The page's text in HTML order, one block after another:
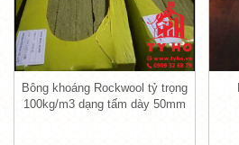
Panel bông thủy tinh
1.1. Hai lớp bên ngoài
lớp tôn dày 0.5mm
Bông khoáng Rockwool tỷ trọng
100kg/m3 dạng tấm dày 50mm